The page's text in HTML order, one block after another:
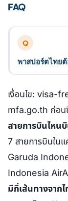
FAQ
Q
พาสปอร์ตไทย
เงื่อนไข: visa-
mfa.go.th ก่อน
สายการบินไหน
7 สายการบินใน
Garuda
Indonesia
มีกี่เส้นทางจาก